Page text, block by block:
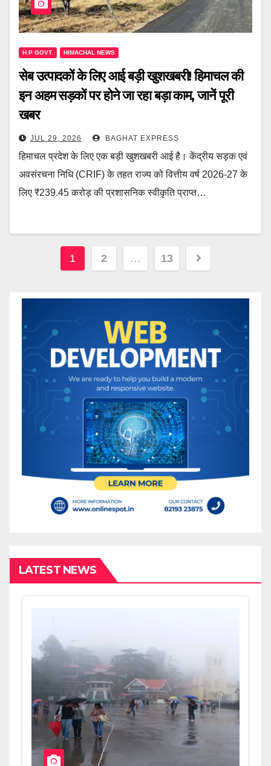
H.P GOVT. HIMACHAL NEWS
सेब उत्पादकों के लिए आई बड़ी खुशखबरी! हिमाचल की
इन अहम सड़कों पर होने जा रहा बड़ा काम, जानें पूरी
खबर
JUL 29, 2026 BAGHAT EXPRESS
हिमाचल प्रदेश के लिए एक बड़ी खुशखबरी आई है। केंद्रीय सड़क एवं
अवसंरचना निधि (CRIF) के तहत राज्य को वित्तीय वर्ष 2026-27 के
लिए ₹239.45 करोड़ की प्रशासनिक स्वीकृति प्राप्त…
Posts
1 2 … 13
LATEST NEWS